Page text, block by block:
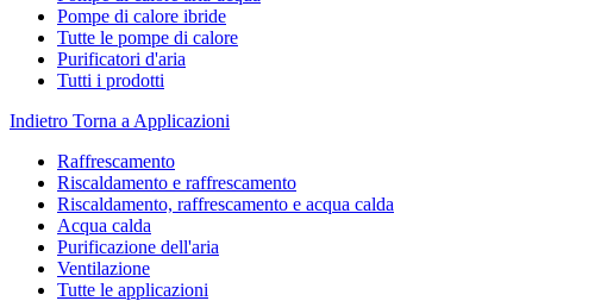
Pompe di calore ibride
Tutte le pompe di calore
Purificatori d'aria
Tutti i prodotti
Indietro Torna a Applicazioni
Raffrescamento
Riscaldamento e raffrescamento
Riscaldamento, raffrescamento e acqua calda
Acqua calda
Purificazione dell'aria
Ventilazione
Tutte le applicazioni